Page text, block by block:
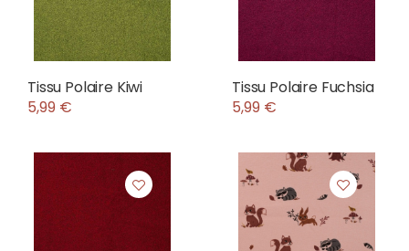
Tissu Polaire Kiwi
5,99 €
Tissu Polaire Fuchsia
5,99 €